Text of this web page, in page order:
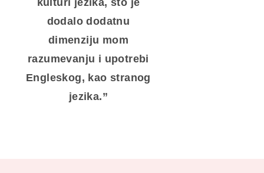
kulturi jezika, što je
dodalo dodatnu
dimenziju mom
razumevanju i upotrebi
Engleskog, kao stranog
jezika.”